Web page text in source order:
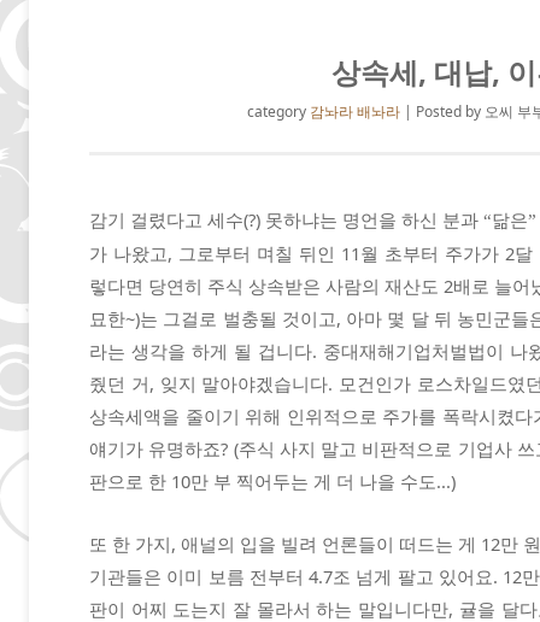
상속세, 대납,
category 감놔라 배놔라| Posted by 오씨 부
감기 걸렸다고 세수(?) 못하냐는 명언을 하신 분과 “닮은”
가 나왔고, 그로부터 며칠 뒤인 11월 초부터 주가가 2
렇다면 당연히 주식 상속받은 사람의 재산도 2배로 늘
묘한~)는 그걸로 벌충될 것이고, 아마 몇 달 뒤 농민군들
라는 생각을 하게 될 겁니다. 중대재해기업처벌법이 나
줬던 거, 잊지 말아야겠습니다. 모건인가 로스차일드였
상속세액을 줄이기 위해 인위적으로 주가를 폭락시켰
얘기가 유명하죠? (주식 사지 말고 비판적으로 기업사
판으로 한 10만 부 찍어두는 게 더 나을 수도...)
또 한 가지, 애널의 입을 빌려 언론들이 떠드는 게 12만
기관들은 이미 보름 전부터 4.7조 넘게 팔고 있어요. 12
판이 어찌 도는지 잘 몰라서 하는 말입니다만, 귤을 달